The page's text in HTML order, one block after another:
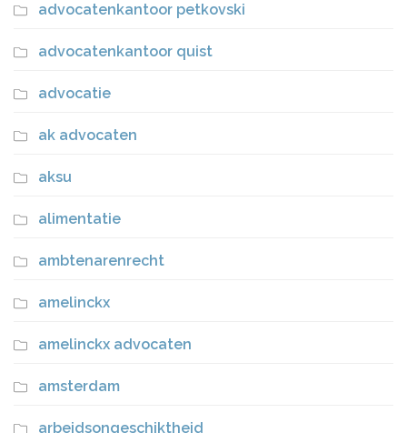
advocatenkantoor petkovski
advocatenkantoor quist
advocatie
ak advocaten
aksu
alimentatie
ambtenarenrecht
amelinckx
amelinckx advocaten
amsterdam
arbeidsongeschiktheid